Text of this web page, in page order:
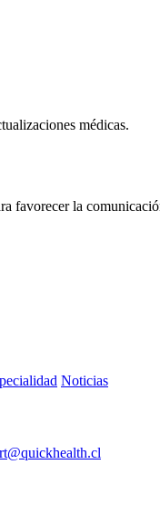
médicas.
favorecer la
Noticias